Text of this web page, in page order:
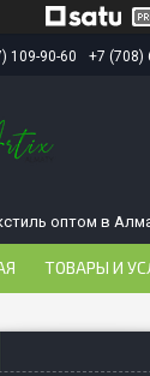
109-90-60 +7 (708)
оптом в
ТОВАРЫ И